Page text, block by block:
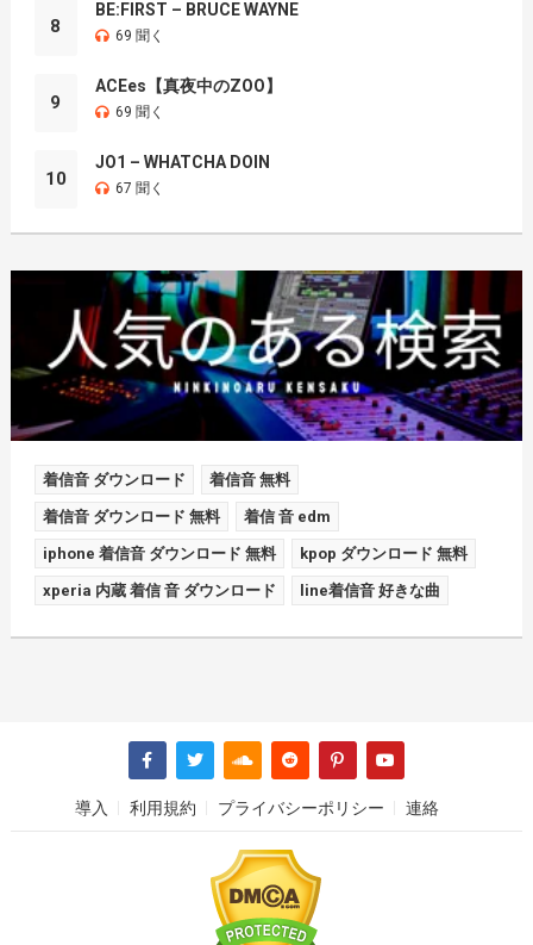
8
BE:FIRST – BRUCE WAYNE
69 聞く
9
ACEes【真夜中のZOO】
69 聞く
10
JO1 – WHATCHA DOIN
67 聞く
着信音 ダウンロード 着信音 無料
着信音 ダウンロード 無料 着信 音 edm
iphone 着信音 ダウンロード 無料 kpop ダウンロード 無料
xperia 内蔵 着信 音 ダウンロード line着信音 好きな曲
導入 利用規約 プライバシーポリシー 連絡